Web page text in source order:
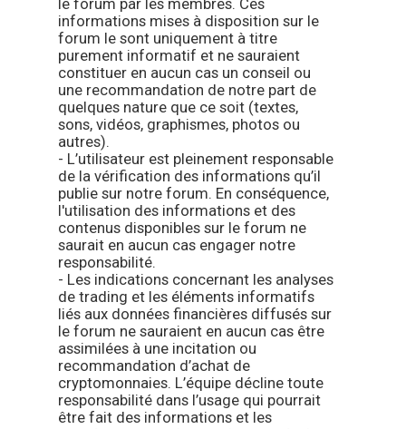
informations mises à disposition sur le
forum le sont uniquement à titre
purement informatif et ne sauraient
constituer en aucun cas un conseil ou
une recommandation de notre part de
quelques nature que ce soit (textes,
sons, vidéos, graphismes, photos ou
autres).
- L’utilisateur est pleinement responsable
de la vérification des informations qu’il
publie sur notre forum. En conséquence,
l'utilisation des informations et des
contenus disponibles sur le forum ne
saurait en aucun cas engager notre
responsabilité.
- Les indications concernant les analyses
de trading et les éléments informatifs
liés aux données financières diffusés sur
le forum ne sauraient en aucun cas être
assimilées à une incitation ou
recommandation d’achat de
cryptomonnaies. L’équipe décline toute
responsabilité dans l’usage qui pourrait
être fait des informations et les